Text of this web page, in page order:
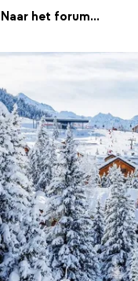
Naar het forum...